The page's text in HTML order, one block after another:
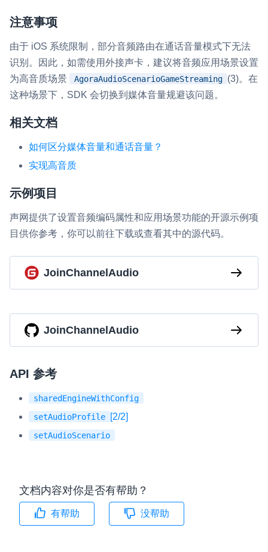
注意事项
由于 iOS 系统限制，部分音频路由在通话音量模式下无法
识别。因此，如需使用外接声卡，建议将音频应用场景设置
为高音质场景
AgoraAudioScenarioGameStreaming (3)。在
这种场景下，SDK 会切换到媒体音量规避该问题。
相关文档
如何区分媒体音量和通话音量？
实现高音质
示例项目
声网提供了设置音频编码属性和应用场景功能的开源示例项
目供你参考，你可以前往下载或查看其中的源代码。
JoinChannelAudio
JoinChannelAudio
API 参考
sharedEngineWithConfig
setAudioProfile
[2/2]
setAudioScenario
文档内容对你是否有帮助？
有帮助 没帮助